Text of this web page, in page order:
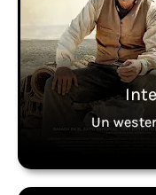
Un